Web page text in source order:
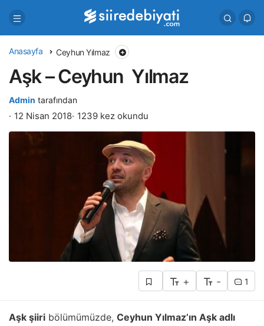
Anasayfa Ceyhun Yılmaz
Aşk – Ceyhun Yılmaz
Admin tarafından
12 Nisan 2018 1239 kez okundu
+ - 1
Aşk şiiri bölümümüzde, Ceyhun Yılmaz’ın Aşk adlı